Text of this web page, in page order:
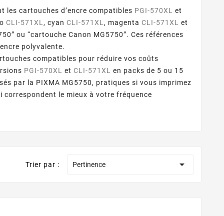
les cartouches d’encre compatibles PGI-570XL
et
CLI-571XL , cyanCLI-571XL , magentaCLI-571XL
et
ou “cartouche Canon MG5750”. Ces références
polyvalente.
compatibles pour réduire vos coûts
PGI-570XL etCLI-571XL
en packs de 5 ou 15
par la PIXMA MG5750, pratiques si vous imprimez
le mieux à votre fréquence
Trier par : Pertinence 